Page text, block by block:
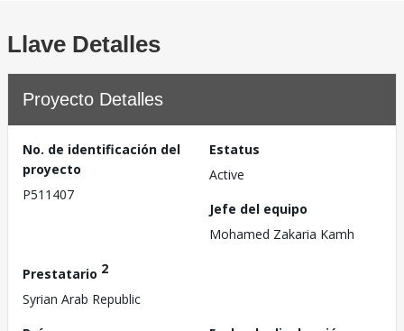
Llave Detalles
Proyecto Detalles
No. de identificación del
proyecto
P511407
Estatus
Active
Jefe del equipo
Mohamed Zakaria Kamh
Prestatario 2
Syrian Arab Republic